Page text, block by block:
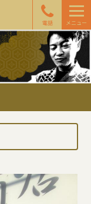
電話 メニュー